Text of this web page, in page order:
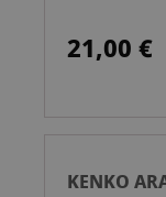
21,00 €
KENKO